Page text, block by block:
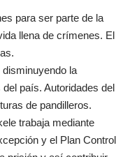
para ser parte de la
llena de crímenes. El
la
país. Autoridades del
de pandilleros.
trabaja mediante
y el Plan Control